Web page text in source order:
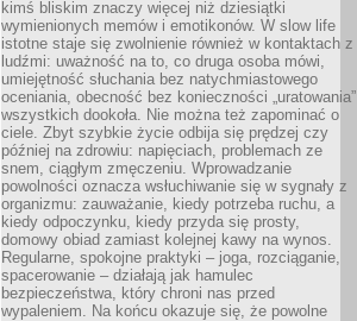
kimś bliskim znaczy więcej niż dziesiątki
wymienionych memów i emotikonów. W slow life
istotne staje się zwolnienie również w kontaktach z
ludźmi: uważność na to, co druga osoba mówi,
umiejętność słuchania bez natychmiastowego
oceniania, obecność bez konieczności „uratowania”
wszystkich dookoła. Nie można też zapominać o
ciele. Zbyt szybkie życie odbija się prędzej czy
później na zdrowiu: napięciach, problemach ze
snem, ciągłym zmęczeniu. Wprowadzanie
powolności oznacza wsłuchiwanie się w sygnały z
organizmu: zauważanie, kiedy potrzeba ruchu, a
kiedy odpoczynku, kiedy przyda się prosty,
domowy obiad zamiast kolejnej kawy na wynos.
Regularne, spokojne praktyki – joga, rozciąganie,
spacerowanie – działają jak hamulec
bezpieczeństwa, który chroni nas przed
wypaleniem. Na końcu okazuje się, że powolne